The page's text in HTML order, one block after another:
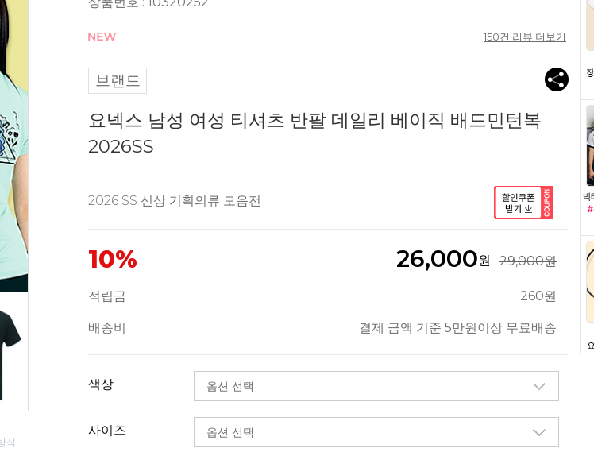
150건 리뷰 더보기
브랜드
요넥스 남성 여성 티셔츠 반팔 데일리 베이직 배드민턴복
2026SS
2026 SS 신상 기획의류 모음전
10% 26,000원 29,000원
적립금 260원
배송비 결제 금액 기준 5만원이상 무료배송
색상
사이즈